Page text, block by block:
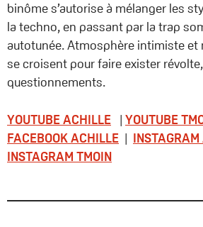
binôme s’autorise à mélanger les
la techno, en passant par la trap
autotunée. Atmosphère intimiste et
se croisent pour faire exister
questionnements.
YOUTUBE ACHILLE | YOUTUBE
FACEBOOKACHILLE |
INSTAGRAM TMOIN